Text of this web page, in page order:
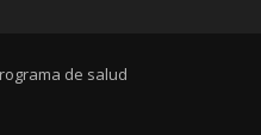
de salud